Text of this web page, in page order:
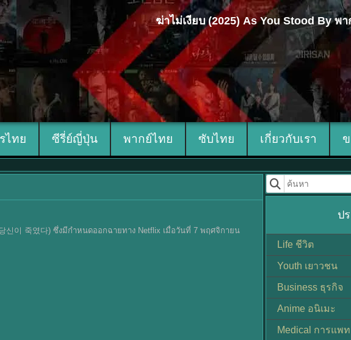
ฆ่าไม่เงียบ (2025) As You Stood By พ
ไทย ซีรี่ย์ญี่ปุ่น พากย์ไทย ซับไทย เกี่ยวกับเรา
신이 죽였다) ซึ่งมีกำหนดออกฉายทาง Netflix เมื่อวันที่ 7 พฤศจิกายน
ป
Life ชีวิต
Youth เยาวชน
Business ธุรกิจ
Anime อนิเมะ
Medical การแพ